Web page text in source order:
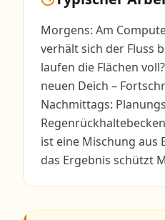
Morgens: Am
verhält sich der Fluss
laufen die Flächen
neuen Deich –
Nachmittags:
ist eine Mischung aus
das Ergebnis schützt